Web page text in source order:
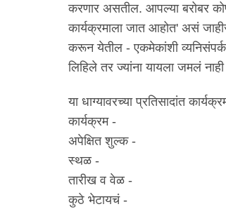
करणार असतील. आपल्या बरोबर
कार्यक्रमाला जात आहोत' असं
करून येतील - एकमेकांशी
लिहिले तर ज्यांना यायला जमलं
या धाग्यावरच्या प्रतिसादांत
कार्यक्रम -
अपेक्षित शुल्क -
स्थळ -
तारीख व वेळ -
कुठे भेटायचं -